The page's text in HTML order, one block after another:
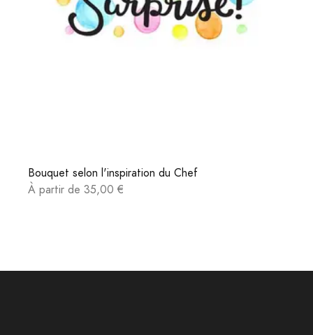
Bouquet selon l'inspiration du Chef
À partir de 35,00 €